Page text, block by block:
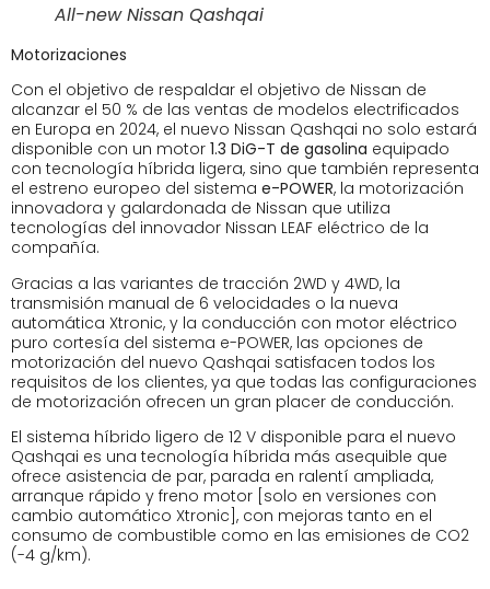
All-new Nissan Qashqai
Motorizaciones
Con el objetivo de respaldar el objetivo de Nissan de
alcanzar el 50 % de las ventas de modelos electrificados
en Europa en 2024, el nuevo Nissan Qashqai no solo estará
disponible con un motor 1.3 DiG-T de gasolina equipado
con tecnología híbrida ligera, sino que también representa
el estreno europeo del sistema e-POWER, la motorización
innovadora y galardonada de Nissan que utiliza
tecnologías del innovador Nissan LEAF eléctrico de la
compañía.
Gracias a las variantes de tracción 2WD y 4WD, la
transmisión manual de 6 velocidades o la nueva
automática Xtronic, y la conducción con motor eléctrico
puro cortesía del sistema e-POWER, las opciones de
motorización del nuevo Qashqai satisfacen todos los
requisitos de los clientes, ya que todas las configuraciones
de motorización ofrecen un gran placer de conducción.
El sistema híbrido ligero de 12 V disponible para el nuevo
Qashqai es una tecnología híbrida más asequible que
ofrece asistencia de par, parada en ralentí ampliada,
arranque rápido y freno motor [solo en versiones con
cambio automático Xtronic], con mejoras tanto en el
consumo de combustible como en las emisiones de CO2
(-4 g/km).